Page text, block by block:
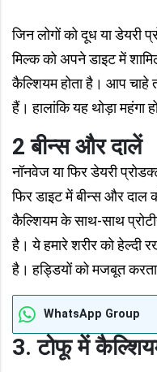
जिन लोगों को दूध या डेयरी
मिल्क को अपने डाइट में
कैल्शियम होता है। आप चाहे
हैं। हालांकि यह थोड़ा महंगा
2 बीन्स और दालें
नॉनवेज या फिर डेयरी
फिर डाइट में बीन्स और दाल
कैल्शियम के साथ-साथ
है। ये हमारे शरीर को हेल्दी
है। हड्डियों को मजबूत
WhatsApp Group
3. टोफू में